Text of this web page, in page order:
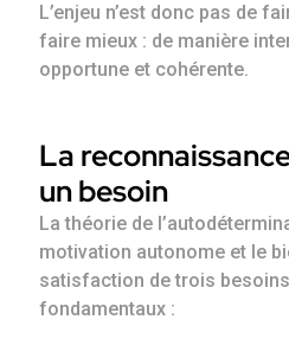
L’enjeu n’est donc pas de
faire mieux : de manière
opportune et cohérente.
La
un besoin
La théorie de
motivation autonome et le
satisfaction de trois
fondamentaux :